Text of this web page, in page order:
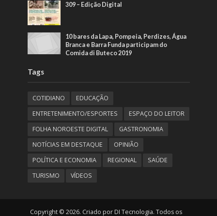
309 – Edição Digital
10 bares da Lapa, Pompeia, Perdizes, Água
Branca e Barra Funda participam do
Comida di Buteco 2019
Tags
COTIDIANO
EDUCAÇÃO
ENTRETENIMENTO/ESPORTES
ESPAÇO DO LEITOR
FOLHA NOROESTE DIGITAL
GASTRONOMIA
NOTÍCIAS EM DESTAQUE
OPINIÃO
POLÍTICA E ECONOMIA
REGIONAL
SAÚDE
TURISMO
VÍDEOS
Copyright © 2026. Criado por DI Tecnologia. Todos os